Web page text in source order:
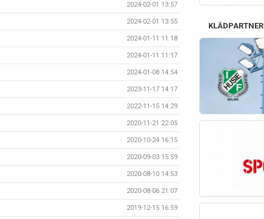
2024-02-01 13:57
2024-02-01 13:55
2024-01-11 11:18
2024-01-11 11:17
2024-01-08 14:54
2023-11-17 14:17
2022-11-15 14:29
2020-11-21 22:05
2020-10-24 16:15
2020-09-03 15:59
2020-08-10 14:53
2020-08-06 21:07
2019-12-15 16:59
KLÄDPARTNER